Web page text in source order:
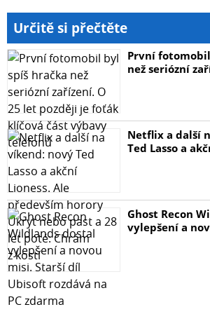
- Typ spotřebního materiálu: Inkoust
- Barva: Yellow
- Rozměry (Š x H x V): 203,2 x 63,5 x
- Kompatibilní zařízení: Řada tiskáren
4000/4500
Určitě si přečtěte
První
než seriózní
Netflix a další
Ted Lasso a
Ghost Recon
vylepšení a